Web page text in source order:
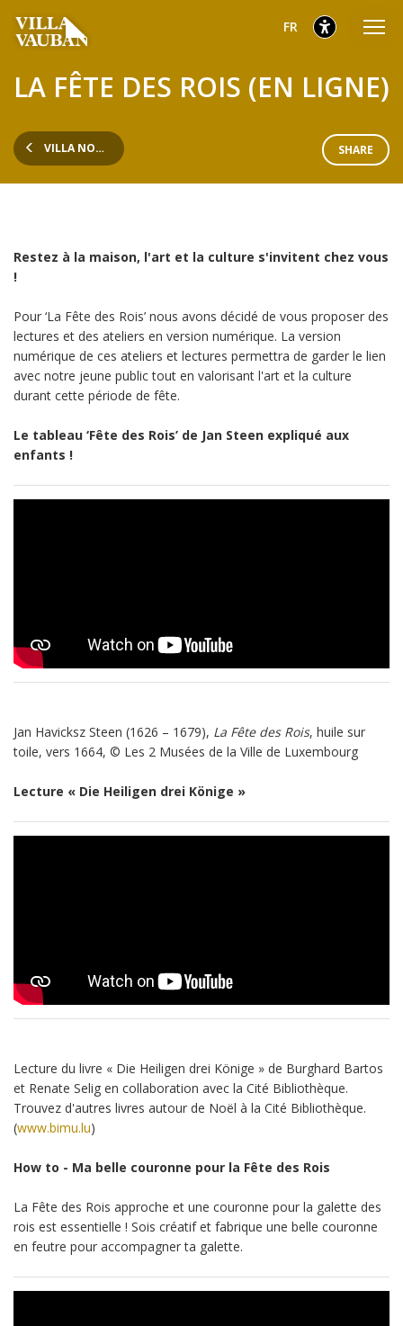
Aller
au
principal
Aller
au
Aller
au
de
sélectionnés
Français
FR
VILLA NOËL À LA VILLA VAUBAN
LA FÊTE DES ROIS (EN LIGNE)
SHARE
Restez à la maison, l'art et la culture s'invitent chez vous
!
Pour ‘La Fête des Rois’ nous avons décidé de vous proposer des
lectures et des ateliers en version numérique. La version
numérique de ces ateliers et lectures permettra de garder le lien
avec notre jeune public tout en valorisant l'art et la culture
durant cette période de fête.
Le tableau ‘Fête des Rois’ de Jan Steen expliqué aux
enfants !
Jan Havicksz Steen (1626 – 1679), La Fête des Rois, huile sur
toile, vers 1664, © Les 2 Musées de la Ville de Luxembourg
Lecture « Die Heiligen drei Könige »
Lecture du livre « Die Heiligen drei Könige » de Burghard Bartos
et Renate Selig en collaboration avec la Cité Bibliothèque.
Trouvez d'autres livres autour de Noël à la Cité Bibliothèque.
(www.bimu.lu)
How to - Ma belle couronne pour la Fête des Rois
La Fête des Rois approche et une couronne pour la galette des
rois est essentielle ! Sois créatif et fabrique une belle couronne
en feutre pour accompagner ta galette.